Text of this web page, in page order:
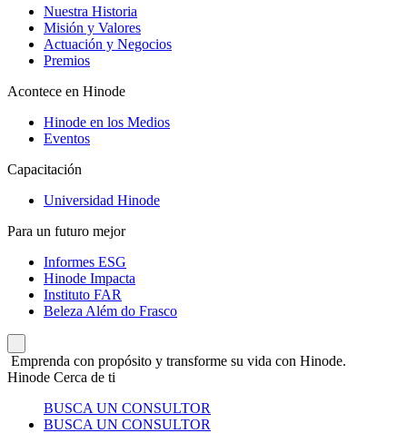
Nuestra Historia
Misión y Valores
Actuación y Negocios
Premios
Acontece en Hinode
Hinode en los Medios
Eventos
Capacitación
Universidad Hinode
Para un futuro mejor
Informes ESG
Hinode Impacta
Instituto FAR
Beleza Além do Frasco
Emprenda con propósito y transforme su vida con Hinode.
Hinode Cerca de ti
BUSCA UN CONSULTOR
BUSCA UN CONSULTOR